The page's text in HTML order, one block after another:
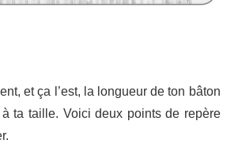
et ça l’est, la longueur de ton bâton
ta taille. Voici deux points de repère